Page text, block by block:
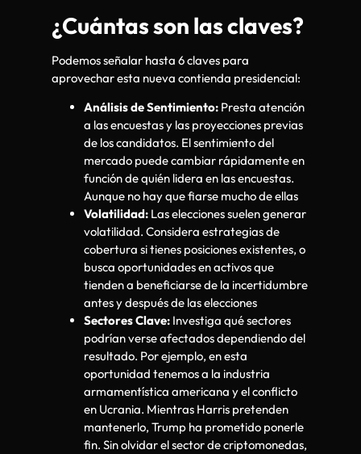
¿Cuántas son las claves?
Podemos señalar hasta 6 claves para
aprovechar esta nueva contienda presidencial:
Análisis de Sentimiento: Presta atención
a las encuestas y las proyecciones previas
de los candidatos. El sentimiento del
mercado puede cambiar rápidamente en
función de quién lidera en las encuestas.
Aunque no hay que fiarse mucho de ellas
Volatilidad: Las elecciones suelen generar
volatilidad. Considera estrategias de
cobertura si tienes posiciones existentes, o
busca oportunidades en activos que
tienden a beneficiarse de la incertidumbre
antes y después de las elecciones
Sectores Clave: Investiga qué sectores
podrían verse afectados dependiendo del
resultado. Por ejemplo, en esta
oportunidad tenemos a la industria
armamentística americana y el conflicto
en Ucrania. Mientras Harris pretenden
mantenerlo, Trump ha prometido ponerle
fin. Sin olvidar el sector de criptomonedas,